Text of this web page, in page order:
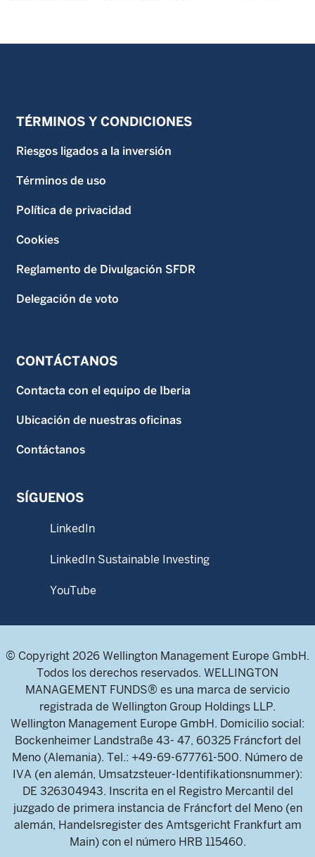
TÉRMINOS Y CONDICIONES
Riesgos ligados a la inversión
Términos de uso
Política de privacidad
Cookies
Reglamento de Divulgación SFDR
Delegación de voto
CONTÁCTANOS
Contacta con el equipo de Iberia
Ubicación de nuestras oficinas
Contáctanos
SÍGUENOS
LinkedIn
LinkedIn Sustainable Investing
YouTube
© Copyright 2026 Wellington Management Europe GmbH.
Todos los derechos reservados. WELLINGTON
MANAGEMENT FUNDS® es una marca de servicio
registrada de Wellington Group Holdings LLP.
Wellington Management Europe GmbH. Domicilio social:
Bockenheimer Landstraße 43- 47, 60325 Fráncfort del
Meno (Alemania). Tel.: +49-69-677761-500. Número de
IVA (en alemán, Umsatzsteuer-Identifikationsnummer):
DE 326304943. Inscrita en el Registro Mercantil del
juzgado de primera instancia de Fráncfort del Meno (en
alemán, Handelsregister des Amtsgericht Frankfurt am
Main) con el número HRB 115460.